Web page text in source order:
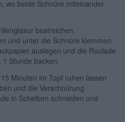
wo beide Schnüre miteinander
bestreichen.
und unter die Schnüre klemmen.
auslegen und die Roulade
Stunde backen.
Minuten im Topf ruhen lassen
und die Verschnürung
in Scheiben schneiden und